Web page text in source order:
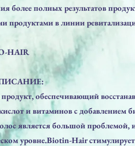
более полных результатов
продуктами в линии
HAIR
обеспечивающий
и витаминов с добавлением
является большой проблемой, и
уровне.Biotin-Hair